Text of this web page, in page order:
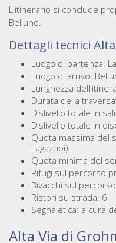
L'itinerario si conclude
Belluno.
Dettagli tecnici
Luogo di partenza:
Luogo di arrivo:
Lunghezza
Durata della
Dislivello totale in
Dislivello totale in
Quota massima del
Lagazuoi)
Quota minima del
Rifugi sul percorso
Bivacchi sul
Ristori su strada: 6
Segnaletica: a cura
Alta Via di